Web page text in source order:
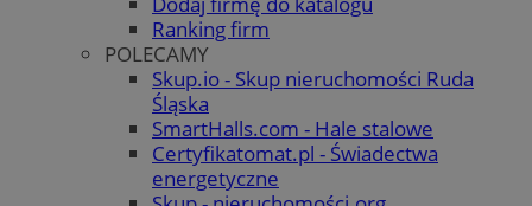
Ranking firm
POLECAMY
Skup.io - Skup nieruchomości Ruda
Śląska
SmartHalls.com - Hale stalowe
Certyfikatomat.pl - Świadectwa
energetyczne